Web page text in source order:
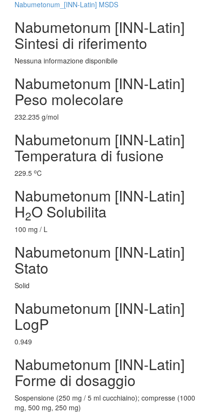
Nabumetonum_[INN-Latin] MSDS
Nabumetonum [INN-Latin]
Sintesi di riferimento
Nessuna informazione disponibile
Nabumetonum [INN-Latin]
Peso molecolare
232.235 g/mol
Nabumetonum [INN-Latin]
Temperatura di fusione
229.5 oC
Nabumetonum [INN-Latin]
H2O Solubilita
100 mg / L
Nabumetonum [INN-Latin]
Stato
Solid
Nabumetonum [INN-Latin]
LogP
0.949
Nabumetonum [INN-Latin]
Forme di dosaggio
Sospensione (250 mg / 5 ml cucchiaino); compresse (1000
mg, 500 mg, 250 mg)